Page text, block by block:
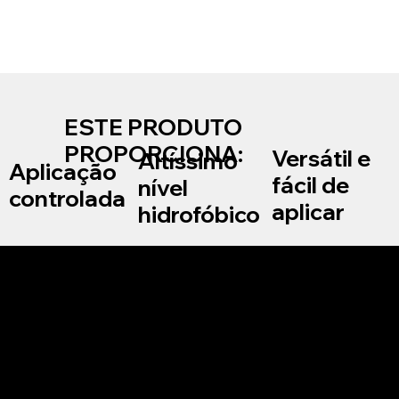
Aplicação
controlada
Altíssimo
nível
hidrofóbico
Versátil e
fácil de
aplicar
ESTE PRODUTO
PROPORCIONA: